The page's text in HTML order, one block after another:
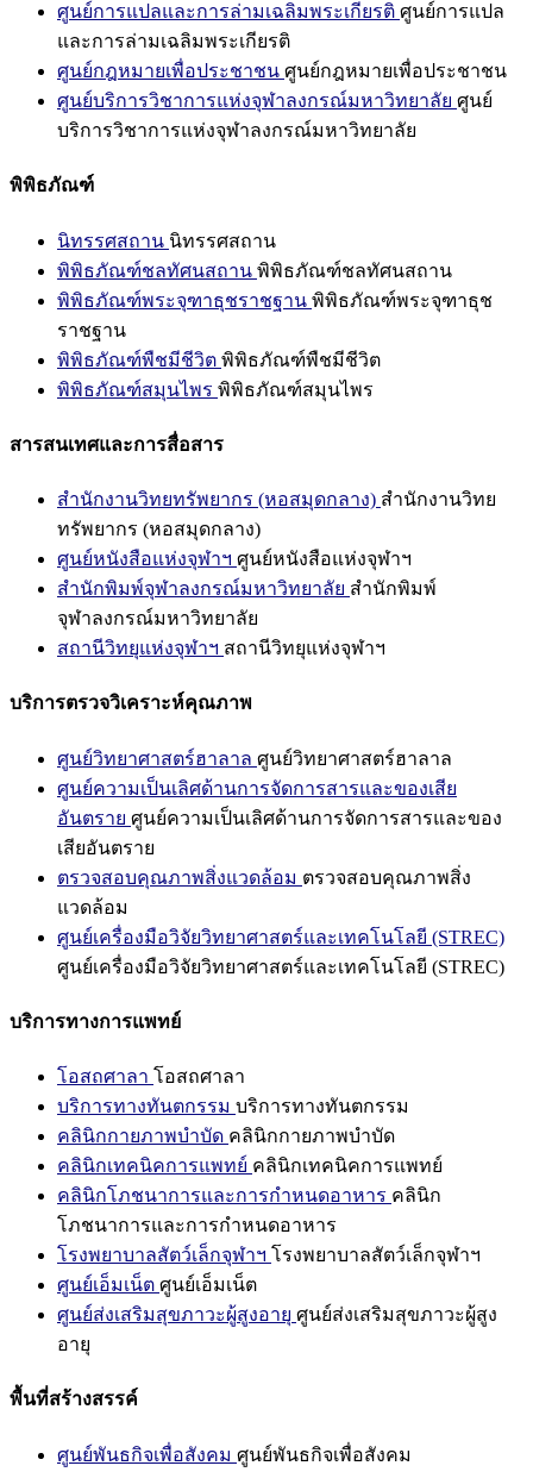
ศูนย์การแปลและการล่ามเฉลิมพระเกียรติ ศูนย์การแปล
และการล่ามเฉลิมพระเกียรติ
ศูนย์กฎหมายเพื่อประชาชน ศูนย์กฎหมายเพื่อประชาชน
ศูนย์บริการวิชาการแห่งจุฬาลงกรณ์มหาวิทยาลัย ศูนย์
บริการวิชาการแห่งจุฬาลงกรณ์มหาวิทยาลัย
พิพิธภัณฑ์
นิทรรศสถาน นิทรรศสถาน
พิพิธภัณฑ์ชลทัศนสถาน พิพิธภัณฑ์ชลทัศนสถาน
พิพิธภัณฑ์พระจุฑาธุชราชฐาน พิพิธภัณฑ์พระจุฑาธุช
ราชฐาน
พิพิธภัณฑ์พืชมีชีวิต พิพิธภัณฑ์พืชมีชีวิต
พิพิธภัณฑ์สมุนไพร พิพิธภัณฑ์สมุนไพร
สารสนเทศและการสื่อสาร
สำนักงานวิทยทรัพยากร (หอสมุดกลาง) สำนักงานวิทย
ทรัพยากร (หอสมุดกลาง)
ศูนย์หนังสือแห่งจุฬาฯ ศูนย์หนังสือแห่งจุฬาฯ
สำนักพิมพ์จุฬาลงกรณ์มหาวิทยาลัย สำนักพิมพ์
จุฬาลงกรณ์มหาวิทยาลัย
สถานีวิทยุแห่งจุฬาฯ สถานีวิทยุแห่งจุฬาฯ
บริการตรวจวิเคราะห์คุณภาพ
ศูนย์วิทยาศาสตร์ฮาลาล ศูนย์วิทยาศาสตร์ฮาลาล
ศูนย์ความเป็นเลิศด้านการจัดการสารและของเสีย
อันตราย ศูนย์ความเป็นเลิศด้านการจัดการสารและของ
เสียอันตราย
ตรวจสอบคุณภาพสิ่งแวดล้อม ตรวจสอบคุณภาพสิ่ง
แวดล้อม
ศูนย์เครื่องมือวิจัยวิทยาศาสตร์และเทคโนโลยี (STREC)
ศูนย์เครื่องมือวิจัยวิทยาศาสตร์และเทคโนโลยี (STREC)
บริการทางการแพทย์
โอสถศาลา โอสถศาลา
บริการทางทันตกรรม บริการทางทันตกรรม
คลินิกกายภาพบำบัด คลินิกกายภาพบำบัด
คลินิกเทคนิคการแพทย์ คลินิกเทคนิคการแพทย์
คลินิกโภชนาการและการกำหนดอาหาร คลินิก
โภชนาการและการกำหนดอาหาร
โรงพยาบาลสัตว์เล็กจุฬาฯ โรงพยาบาลสัตว์เล็กจุฬาฯ
ศูนย์เอ็มเน็ต ศูนย์เอ็มเน็ต
ศูนย์ส่งเสริมสุขภาวะผู้สูงอายุ ศูนย์ส่งเสริมสุขภาวะผู้สูง
อายุ
พื้นที่สร้างสรรค์
ศูนย์พันธกิจเพื่อสังคม ศูนย์พันธกิจเพื่อสังคม